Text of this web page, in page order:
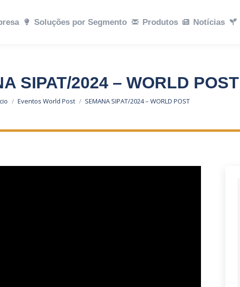
Soluções por Segmento Produtos Notícias
SIPAT/2024 – WORLD POST
está aqui:
Eventos World Post SEMANA SIPAT/2024 – WORLD POST
por Segmento Produtos Notícias Sustentabilidade